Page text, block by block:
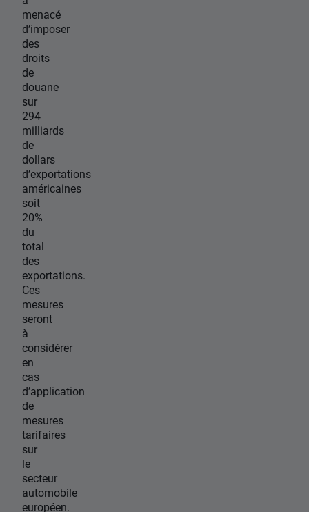
menacé
d’imposer
des
droits
de
douane
sur
294
milliards
de
dollars
d’exportations
américaines
soit
20%
du
total
des
exportations.
Ces
mesures
seront
à
considérer
en
cas
d’application
de
mesures
tarifaires
sur
le
secteur
automobile
européen.